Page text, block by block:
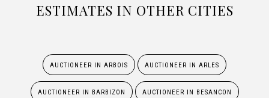
ESTIMATES IN OTHER CITIES
AUCTIONEER IN ARBOIS AUCTIONEER IN ARLES
AUCTIONEER IN BARBIZON AUCTIONEER IN BESANCON